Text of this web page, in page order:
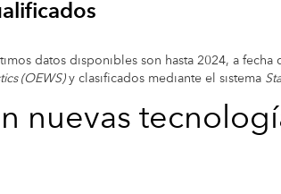
datos disponibles son hasta 2024, a
(OEWS)y clasificados mediante el sistema
nuevas